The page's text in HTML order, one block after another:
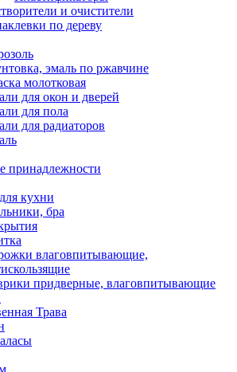
и очистители
по дереву
эмаль по ржавчине
молотковая
для окон и дверей
для пола
для радиаторов
принадлежности
кухни
бра
влаговпитывающие,
придверные, влаговпитывающие
Трава